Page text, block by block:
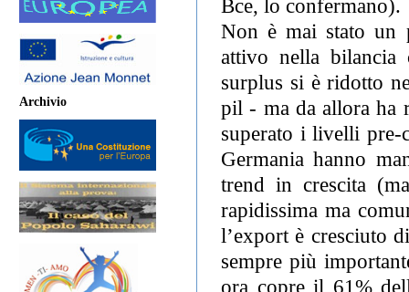
Archivio
Bce, lo confermano).
Non è mai stato un
attivo nella
surplus si è ridotto
pil - ma da allora ha
superato i livelli pre-
Germania hanno
trend in crescita
rapidissima ma
l’export è cresciuto
sempre più
ora copre il 61%